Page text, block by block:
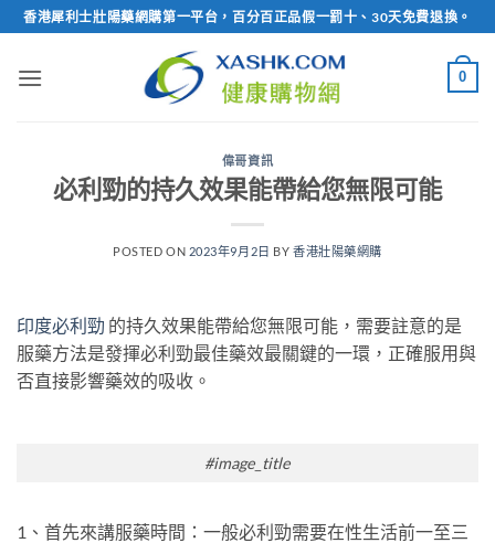
Skip
to
content
香港犀利士壯陽藥網購第一平台，百分百正品假一罰十、30天免費退換。
0
偉哥資訊
必利勁的持久效果能帶給您無限可能
POSTED ON 2023年9月2日 BY 香港壯陽藥網購
印度必利勁 的持久效果能帶給您無限可能，需要註意的是
服藥方法是發揮必利勁最佳藥效最關鍵的一環，正確服用與
否直接影響藥效的吸收。
#image_title
1、首先來講服藥時間：一般必利勁需要在性生活前一至三